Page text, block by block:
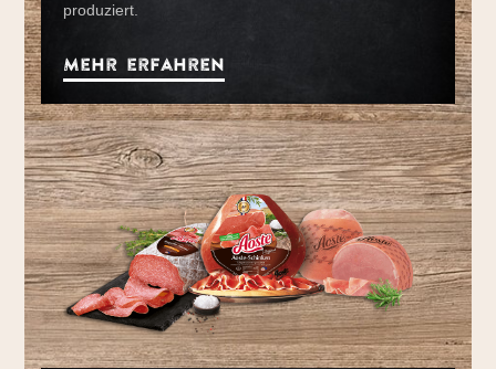
produziert.
Mehr erfahren